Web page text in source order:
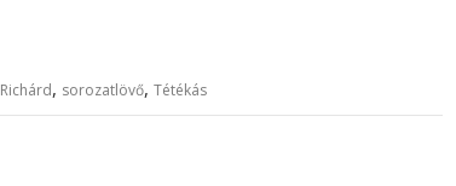
Richárd, sorozatlövő, Tétékás